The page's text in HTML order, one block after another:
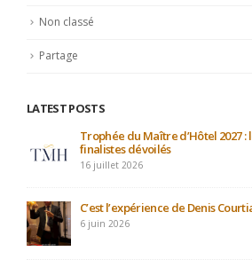
Partage
LATEST POSTS
4 mai 2026
Avec de nouveaux jeunes Talents…